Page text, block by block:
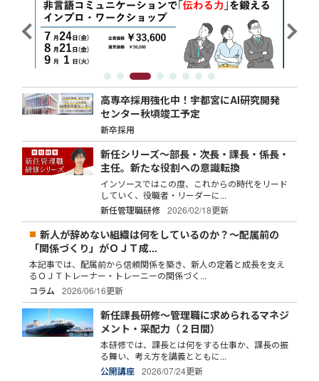
高専卒採用強化中！宇都宮にAI研究開発
センター秋頃竣工予定
新卒採用
新任シリーズ～部長・次長・課長・係長・
主任。新たな役割への意識転換
インソースではこの度、これからの時代をリード
していく、役職者・リーダーに...
新任管理職研修
2026/02/18更新
新人が辞めない組織は何をしているのか？～配属前の
「関係づくり」がＯＪＴ成...
本記事では、配属前から信頼関係を築き、新人の定着と成長を支え
るＯＪＴトレーナー・トレーニーの関係づく...
コラム
2026/06/16更新
新任課長研修～管理職に求められるマネジ
メント・采配力（２日間）
本研修では、課長とは何をする仕事か、課長の振
る舞い、考え方を講義とともに...
公開講座
2026/07/24更新